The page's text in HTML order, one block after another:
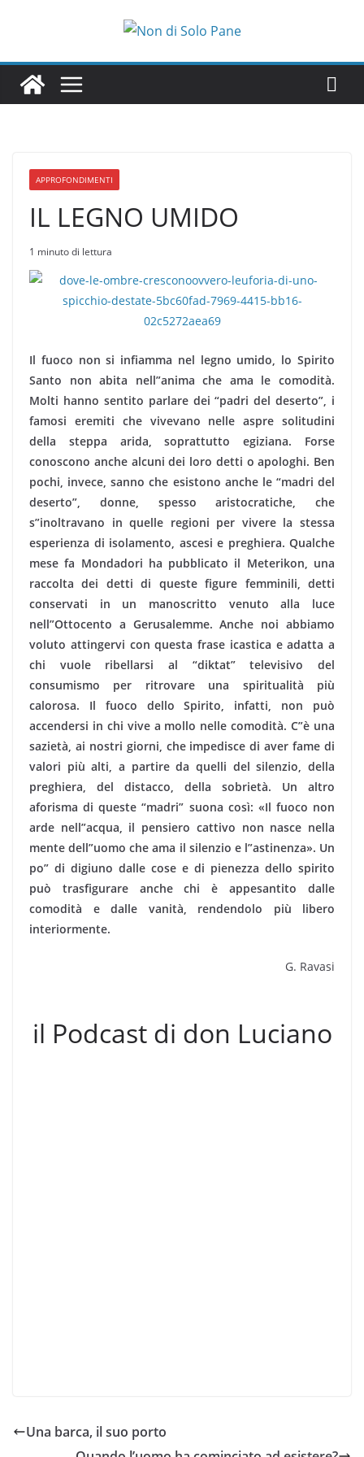
APPROFONDIMENTI
IL LEGNO UMIDO
1 minuto di lettura
Il fuoco non si infiamma nel legno umido, lo Spirito
Santo non abita nell”anima che ama le comodità.
Molti hanno sentito parlare dei “padri del deserto”, i
famosi eremiti che vivevano nelle aspre solitudini
della steppa arida, soprattutto egiziana. Forse
conoscono anche alcuni dei loro detti o apologhi. Ben
pochi, invece, sanno che esistono anche le “madri del
deserto”, donne, spesso aristocratiche, che
s”inoltravano in quelle regioni per vivere la stessa
esperienza di isolamento, ascesi e preghiera. Qualche
mese fa Mondadori ha pubblicato il Meterikon, una
raccolta dei detti di queste figure femminili, detti
conservati in un manoscritto venuto alla luce
nell”Ottocento a Gerusalemme. Anche noi abbiamo
voluto attingervi con questa frase icastica e adatta a
chi vuole ribellarsi al “diktat” televisivo del
consumismo per ritrovare una spiritualità più
calorosa. Il fuoco dello Spirito, infatti, non può
accendersi in chi vive a mollo nelle comodità. C”è una
sazietà, ai nostri giorni, che impedisce di aver fame di
valori più alti, a partire da quelli del silenzio, della
preghiera, del distacco, della sobrietà. Un altro
aforisma di queste “madri” suona così: «Il fuoco non
arde nell”acqua, il pensiero cattivo non nasce nella
mente dell”uomo che ama il silenzio e l”astinenza». Un
po” di digiuno dalle cose e di pienezza dello spirito
può trasfigurare anche chi è appesantito dalle
comodità e dalle vanità, rendendolo più libero
interiormente.
G. Ravasi
il Podcast di don Luciano
Una barca, il suo porto